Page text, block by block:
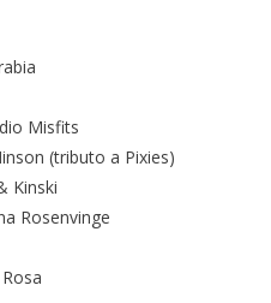
Misfits
(tributo a Pixies)
Kinski
Rosenvinge